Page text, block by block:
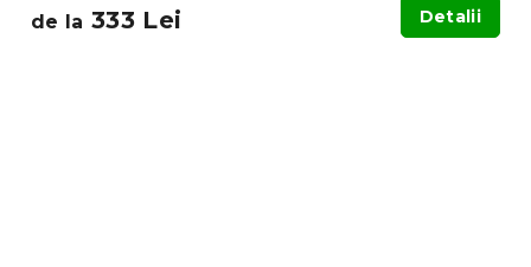
de la 333 Lei Detalii